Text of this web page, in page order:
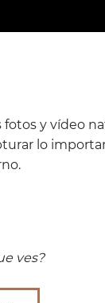
y vídeo
lo
ves?